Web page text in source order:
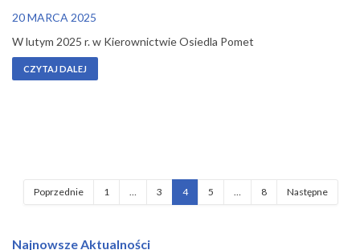
20 MARCA 2025
W lutym 2025 r. w Kierownictwie Osiedla Pomet
CZYTAJ DALEJ
Poprzednie 1 3 4 5 8 Następne
Najnowsze Aktualności